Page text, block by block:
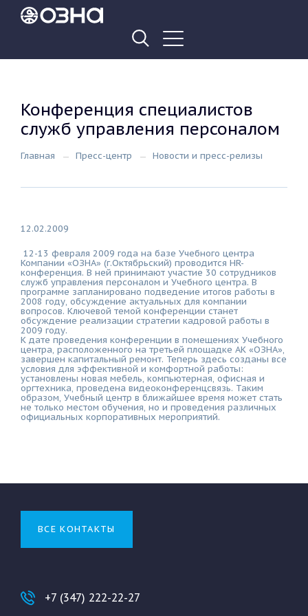
Конференция специалистов
служб управления персоналом
Главная Пресс-центр Новости и пресс-релизы
12.02.2009
12-13 февраля 2009 года на базе Учебного центра
Компании «ОЗНА» (г.Октябрьский) проводится HR-
конференция. В ней принимают участие 30 сотрудников
служб управления персоналом и Учебного центра. В
программе запланировано подведение итогов работы в
2008 году, обсуждение актуальных для компании
вопросов. Ключевой темой конференции станет
обсуждение реализации стратегии кадровой работы в
2009 году.
К дате проведения конференции в помещениях Учебного
центра, расположенного на третьей площадке АК «ОЗНА»,
завершен капитальный ремонт. Теперь здесь созданы все
условия для эффективной и комфортной работы:
установлены новая мебель, компьютерная, офисная и
оргтехника, проведена видеоконференцсвязь. Таким
образом, Учебный центр в ближайшее время может стать
не только местом обучения, но и проведения различных
официальных корпоративных мероприятий.
ВСЕ КОНТАКТЫ
+7 (347) 222-22-27